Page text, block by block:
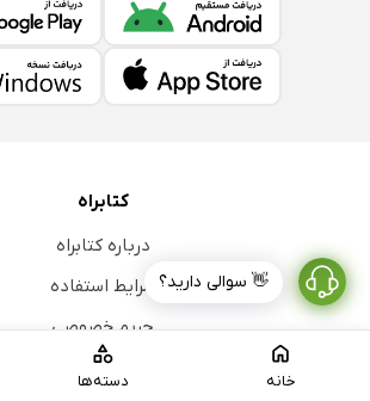
خانه دسته‌ها
👋 سوالی دارید؟
کتابراه
درباره کتابراه
شرایط استفاده
حریم خصوصی
فرصت‌های شغلی